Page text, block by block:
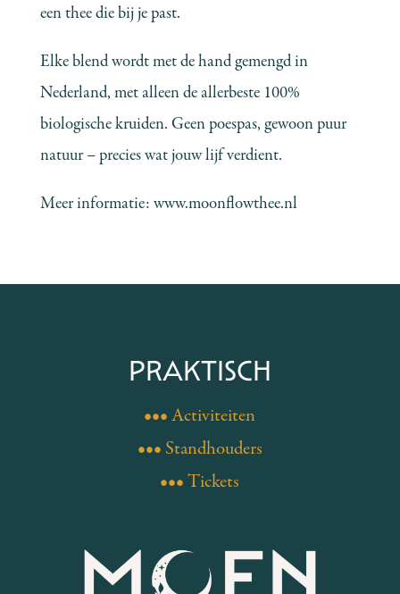
een thee die bij je past.
Elke blend wordt met de hand gemengd in
Nederland, met alleen de allerbeste 100%
biologische kruiden. Geen poespas, gewoon puur
natuur – precies wat jouw lijf verdient.
Meer informatie:www.moonflowthee.nl
PRAKTISCH
••• Activiteiten
••• Standhouders
••• Tickets